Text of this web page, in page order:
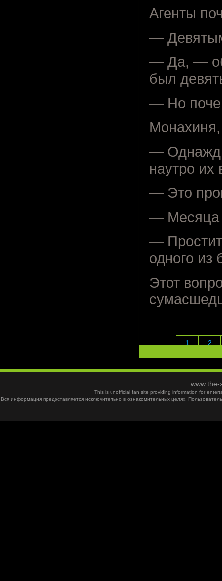
Агенты
—
— Да, —
был
— Но
—
наутро их
— Это
— Месяца
—
одного из
Этот
1 2
This is unofficial fan site providing information for
Вся информация предоставляется исключительно в ознакомительных целях.